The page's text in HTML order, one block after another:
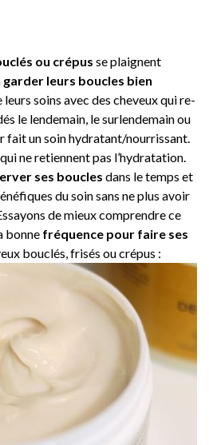
ou crépus se plaignent
garder leurs boucles bien
leurs soins avec des cheveux qui re-
le lendemain, le surlendemain ou
fait un soin hydratant/nourrissant.
ne retiennent pas l’hydratation.
ses boucles dans le temps et
du soin sans ne plus avoir
de mieux comprendre ce
bonne fréquence pour faire ses
bouclés, frisés ou crépus :